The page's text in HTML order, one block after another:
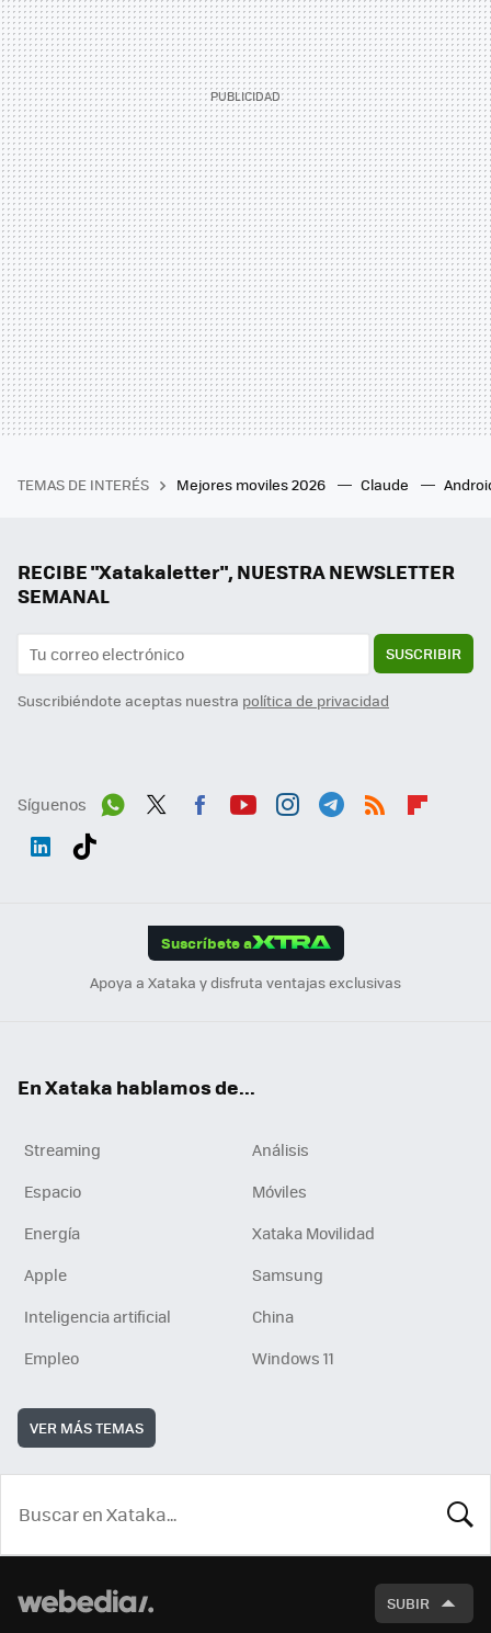
TEMAS DE INTERÉS Mejores moviles 2026 Claude
RECIBE "Xatakaletter", NUESTRA NEWSLETTER
SEMANAL
SUSCRIBIR
Suscribiéndote aceptas nuestra política de privacidad
Síguenos
Suscríbete a
Apoya a Xataka y disfruta ventajas exclusivas
En Xataka hablamos de...
Streaming
Análisis
Espacio
Móviles
Energía
Xataka Movilidad
Apple
Samsung
Inteligencia artificial
China
Empleo
Windows 11
VER MÁS TEMAS
SUBIR